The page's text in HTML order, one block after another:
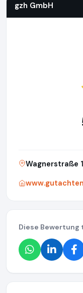
gzh GmbH
Wagnerstraße
Diese Bewertung